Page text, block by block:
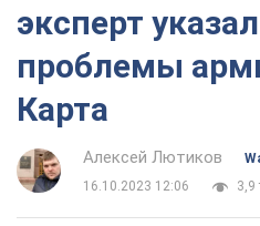
эксперт
проблемы
Карта
Алексей Лютиков
16.10.2023 12:06
3,9